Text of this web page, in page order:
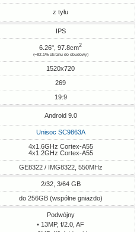
z tyłu
IPS
6.26", 97.8cm2
(~82.1% ekranu do obudowy)
1520x720
269
19:9
Android 9.0
Unisoc SC9863A
4x1.6GHz Cortex-A55
4x1.2GHz Cortex-A55
GE8322 / IMG8322, 550MHz
2/32, 3/64 GB
do 256GB (wspólne gniazdo)
Podwójny
• 13MP, f/2.0, AF